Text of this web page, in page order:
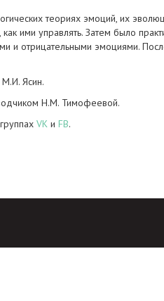
теориях эмоций, их
ими управлять. Затем было
и отрицательными эмоциями.
Ясин.
Н.М. Тимофеевой.
VK и FB.